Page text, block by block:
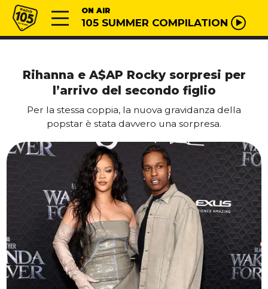
Vai al contenuto
Radio 105 ON AIR
105 SUMMER COMPILATION
Rihanna e A$AP Rocky sorpresi per
l’arrivo del secondo figlio
Per la stessa coppia, la nuova gravidanza della
popstar è stata davvero una sorpresa.